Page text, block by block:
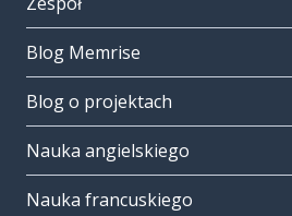
Blog Memrise
Blog o projektach
Nauka angielskiego
Nauka francuskiego